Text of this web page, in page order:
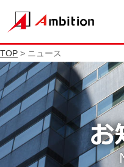
TOP > ニュース